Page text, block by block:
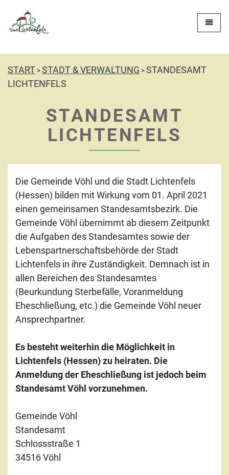
Toggle
START >STADT & VERWALTUNG >STANDESAMT
LICHTENFELS
STANDESAMT
LICHTENFELS
Die Gemeinde Vöhl und die Stadt Lichtenfels
(Hessen) bilden mit Wirkung vom 01. April 2021
einen gemeinsamen Standesamtsbezirk. Die
Gemeinde Vöhl übernimmt ab diesem Zeitpunkt
die Aufgaben des Standesamtes sowie der
Lebenspartnerschaftsbehörde der Stadt
Lichtenfels in ihre Zuständigkeit. Demnach ist in
allen Bereichen des Standesamtes
(Beurkundung Sterbefälle, Voranmeldung
Eheschließung, etc.) die Gemeinde Vöhl neuer
Ansprechpartner.
Es besteht weiterhin die Möglichkeit in
Lichtenfels (Hessen) zu heiraten. Die
Anmeldung der Eheschließung ist jedoch beim
Standesamt Vöhl vorzunehmen.
Gemeinde Vöhl
Standesamt
Schlossstraße 1
34516 Vöhl